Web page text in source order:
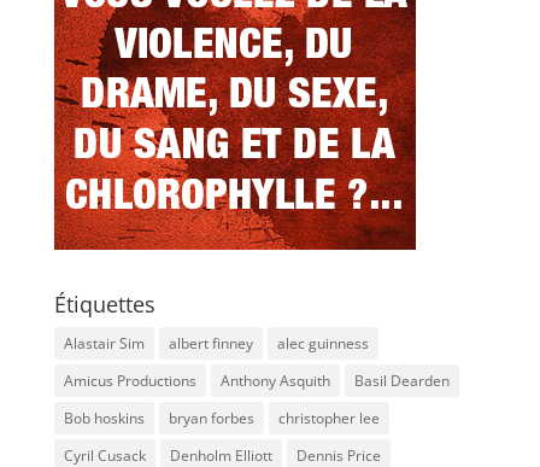
Étiquettes
Alastair Sim albert finney
alec guinness
Amicus Productions
Anthony Asquith
Basil Dearden
Bob hoskins
bryan forbes
christopher lee
Cyril Cusack
Denholm Elliott
Dennis Price